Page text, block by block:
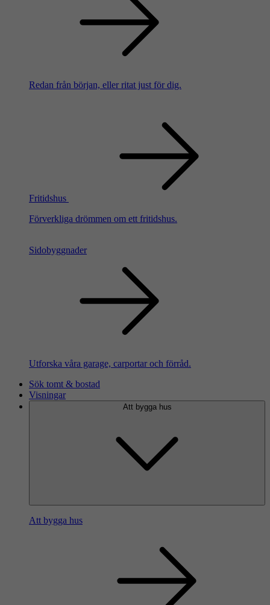
Redan från början, eller ritat just för dig.
Fritidshus
Förverkliga drömmen om ett fritidshus.
Sidobyggnader
Utforska våra garage, carportar och förråd.
Sök tomt & bostad
Visningar
Att bygga hus
Att bygga hus